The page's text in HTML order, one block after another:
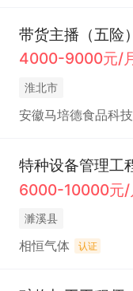
带货主播（五险）
4000-9000元/
淮北市
安徽马培德食品科
特种设备管理工
6000-10000元/
濉溪县
相恒气体 认证